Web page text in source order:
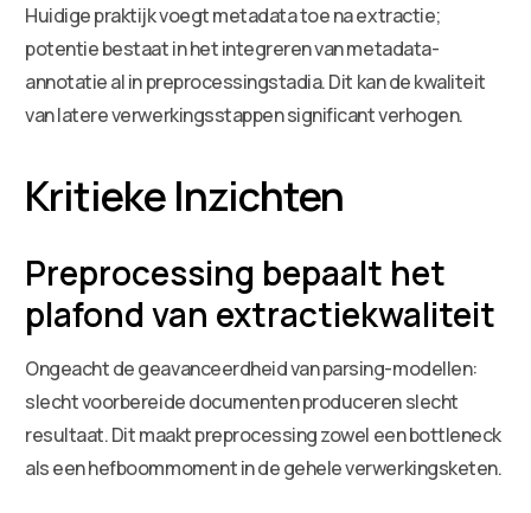
Huidige praktijk voegt metadata toe na extractie;
potentie bestaat in het integreren van metadata-
annotatie al in preprocessingstadia. Dit kan de kwaliteit
van latere verwerkingsstappen significant verhogen.
Kritieke Inzichten
Preprocessing bepaalt het
plafond van extractiekwaliteit
Ongeacht de geavanceerdheid van parsing-modellen:
slecht voorbereide documenten produceren slecht
resultaat. Dit maakt preprocessing zowel een bottleneck
als een hefboommoment in de gehele verwerkingsketen.